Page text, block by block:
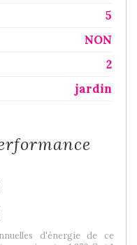
5
NON
2
jardin
d'énergie de ce